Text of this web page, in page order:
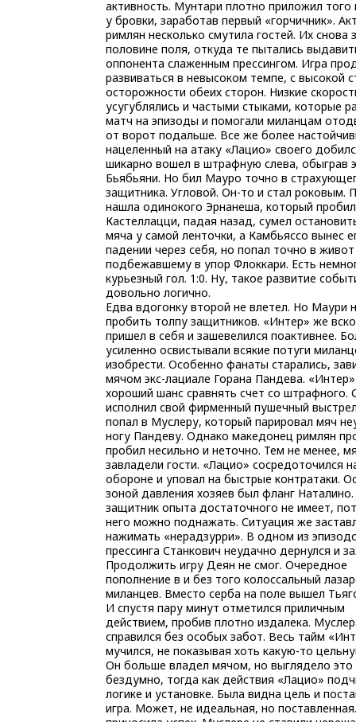
активность. Мунтари плотно приложил того
у бровки, заработав первый «горчичник».
римлян несколько смутила гостей. Их снова
половине поля, откуда те пытались
оппонента слаженным прессингом. Игра
развиваться в невысоком темпе, с высокой
осторожности обеих сторон. Низкие
усугублялись и частыми стыками, которые
матч на эпизоды и помогали миланцам
от ворот подальше. Все же более
нацеленный на атаку «Лацио» своего
шикарно вошел в штрафную слева, обыграв
Бьябьяни. Но бил Мауро точно в
защитника. Угловой. Он-то и стал роковым.
нашла одинокого Эрнанеша, который
Кастеллацци, падая назад, сумел
мяча у самой ленточки, а Камбьяссо вынес
падении через себя, но попал точно в живот
подбежавшему в упор Флоккари. Есть
курьезный гол. 1:0. Ну, такое развитие
довольно логично.
Едва вдогонку второй не влетел. Но Маури
пробить толпу защитников. «Интер» же
пришел в себя и зашевелился поактивнее.
усиленно освистывали всякие потуги
изобрести. Особенно фанаты старались,
мячом экс-лациале Горана Пандева.
хороший шанс сравнять счет со штрафного.
исполнил свой фирменный пушечный
попал в Муслеру, который парировал мяч
ногу Пандеву. Однако македонец римлян
пробил несильно и неточно. Тем не менее,
завладели гости. «Лацио» сосредоточился
обороне и уповал на быстрые контратаки.
зоной давления хозяев был фланг
защитник опыта достаточного не имеет,
него можно поднажать. Ситуация же
нажимать «нерадзурри». В одном из
прессинга Станкович неудачно дернулся и
Продолжить игру Деян не смог. Очередное
пополнение в и без того колоссальный
миланцев. Вместо серба на поле вышел
И спустя пару минут отметился приличным
действием, пробив плотно издалека.
справился без особых забот. Весь тайм
мучился, не показывая хоть какую-то
Он больше владел мячом, но выглядело это
бездумно, тогда как действия «Лацио»
логике и установке. Была видна цель и
игра. Может, не идеальная, но